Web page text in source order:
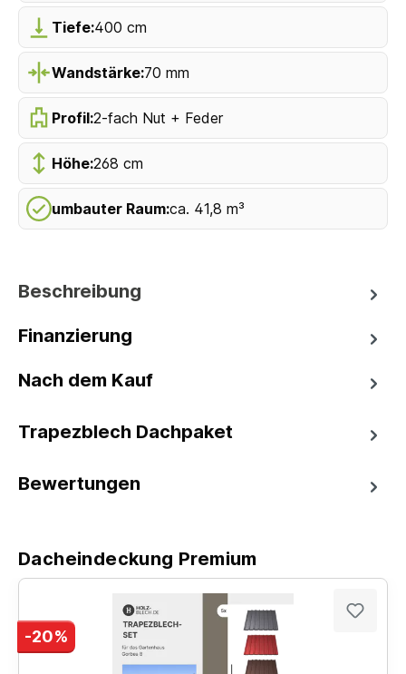
Tiefe:400 cm
Wandstärke:70 mm
Profil:2-fach Nut + Feder
Höhe:268 cm
umbauter Raum:ca. 41,8 m³
Beschreibung
Finanzierung
Nach dem Kauf
Trapezblech Dachpaket
Bewertungen
Dacheindeckung Premium
-20%